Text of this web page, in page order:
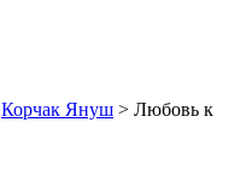
Корчак Януш > Любовь к